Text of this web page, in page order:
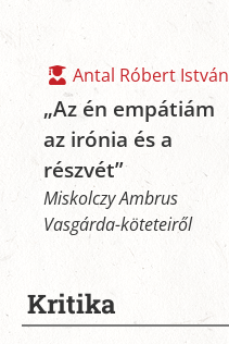
Antal Róbert István
„Az én empátiám
az irónia és a
részvét”
Miskolczy Ambrus
Vasgárda-köteteiről
Kritika